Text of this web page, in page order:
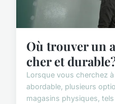
Où trouver un
cher et
Lorsque vous cherchez
abordable, plusieurs
magasins physiques,